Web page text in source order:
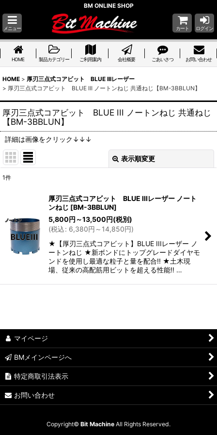
BM ONLINE SHOP
メニュー カート ログイン
HOME 製品カテゴリー ご利用案内 会社概要 ごあいさつ お問い合わせ
HOME > 厚刃三点式コアビット BLUE IIIレーザー
> 厚刃三点式コアビット BLUE III ノートンねじ 共通ねじ【BM-3BBLUN】
厚刃三点式コアビット BLUE III ノートンねじ 共通ねじ
【BM-3BBLUN】
詳細は画像をクリック↓↓↓
表示順変更
1件
厚刃三点式コアビット BLUE IIIレーザー ノート
ンねじ [BM-3BBLUN]
5,800円 ～13,500円(税別)
(税込: 6,380円 ～14,850円)
★【厚刃三点式コアビット】BLUE IIIレーザー ノ
ートンねじ ★新ボンドにトップグレードダイヤモ
ンドを使用し最適な粒子と量を配合!! ★土木現
場、従来の高配筋用ビットを超える性能!! …
マイページ
BMメインページへ
特定商取引法表示
お問い合わせ
Copyright© Bit Machine All Rights Reserved.